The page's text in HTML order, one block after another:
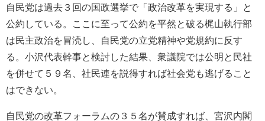
自民党は過去３回の国政選挙で「政治改革を実現する」と
公約している。ここに至って公約を平然と破る梶山執行部
は民主政治を冒涜し、自民党の立党精神や党規約に反す
る。小沢代表幹事と検討した結果、衆議院では公明と民社
を併せて５９名、社民連を説得すれば社会党も逃げること
はできない。
自民党の改革フォーラムの３５名が賛成すれば、宮沢内閣